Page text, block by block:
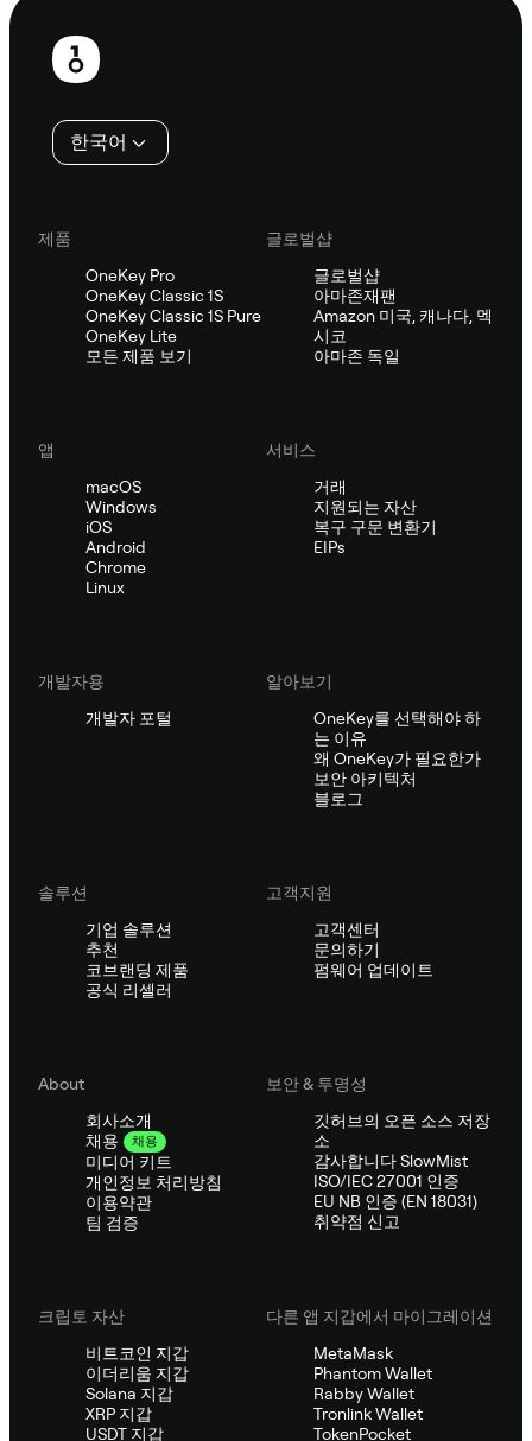
보
한국어
제품
OneKey Pro
OneKey Classic 1S
OneKey Classic 1S Pure
OneKey Lite
모든 제품 보기
글로벌샵
글로벌샵
아마존재팬
Amazon 미국, 캐나다, 멕
시코
아마존 독일
앱
macOS
Windows
iOS
Android
Chrome
Linux
서비스
거래
지원되는 자산
복구 구문 변환기
EIPs
개발자용
개발자 포털
알아보기
OneKey를 선택해야 하
는 이유
왜 OneKey가 필요한가
보안 아키텍처
블로그
솔루션
기업 솔루션
추천
코브랜딩 제품
공식 리셀러
고객지원
고객센터
문의하기
펌웨어 업데이트
About
회사소개
채용
채용
미디어 키트
개인정보 처리방침
이용약관
팀 검증
보안 & 투명성
깃허브의 오픈 소스 저장
소
감사합니다 SlowMist
ISO/IEC 27001 인증
EU NB 인증 (EN 18031)
취약점 신고
크립토 자산
비트코인 지갑
이더리움 지갑
Solana 지갑
XRP 지갑
USDT 지갑
다른 앱 지갑에서 마이그레이션
MetaMask
Phantom Wallet
Rabby Wallet
Tronlink Wallet
TokenPocket